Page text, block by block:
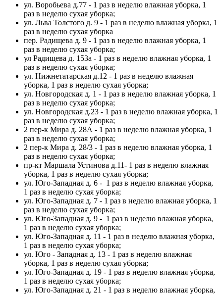
ул. Воробьева д.77 - 1 раз в неделю влажная уборка, 1
раз в неделю сухая уборка;
ул. Льва Толстого д. 9 - 1 раз в неделю влажная уборка, 1
раз в неделю сухая уборка
пер. Радищева д. 9 - 1 раз в неделю влажная уборка, 1
раз в неделю сухая уборка;
ул Радищева д. 153а - 1 раз в неделю влажная уборка, 1
раз в неделю сухая уборка;
ул. Нижнетатарская д.12 - 1 раз в неделю влажная
уборка, 1 раз в неделю сухая уборка;
ул. Новгородская д. 1 - 1 раз в неделю влажная уборка, 1
раз в неделю сухая уборка;
ул. Новгородская д.23 - 1 раз в неделю влажная уборка, 1
раз в неделю сухая уборка;
2 пер-к Мира д. 28А - 1 раз в неделю влажная уборка, 1
раз в неделю сухая уборка;
2 пер-к Мира д. 28/3 - 1 раз в неделю влажная уборка, 1
раз в неделю сухая уборка;
пр-кт Маршала Устинова д.11- 1 раз в неделю влажная
уборка, 1 раз в неделю сухая уборка;
ул. Юго-Западная д. 6 - 1 раз в неделю влажная уборка,
1 раз в неделю сухая уборка;
ул. Юго-Западная д. 7 - 1 раз в неделю влажная уборка, 1
раз в неделю сухая уборка;
ул. Юго-Западная д. 9 - 1 раз в неделю влажная уборка,
1 раз в неделю сухая уборка;
ул. Юго-Западная д. 11 - 1 раз в неделю влажная уборка,
1 раз в неделю сухая уборка;
ул. Юго - Западная д. 13 - 1 раз в неделю влажная
уборка, 1 раз в неделю сухая уборка;
ул. Юго-Западная д. 19 - 1 раз в неделю влажная уборка,
1 раз в неделю сухая уборка;
ул. Юго-Западная д. 21 - 1 раз в неделю влажная уборка,